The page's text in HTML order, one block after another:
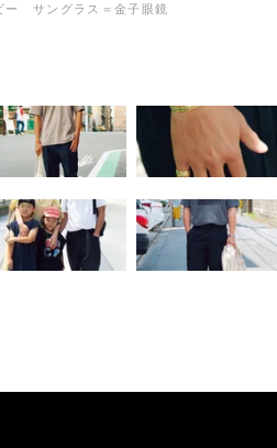
ー サングラス＝金子眼鏡